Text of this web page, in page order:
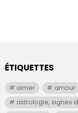
ÉTIQUETTES
aimer amour
astrologie, signes